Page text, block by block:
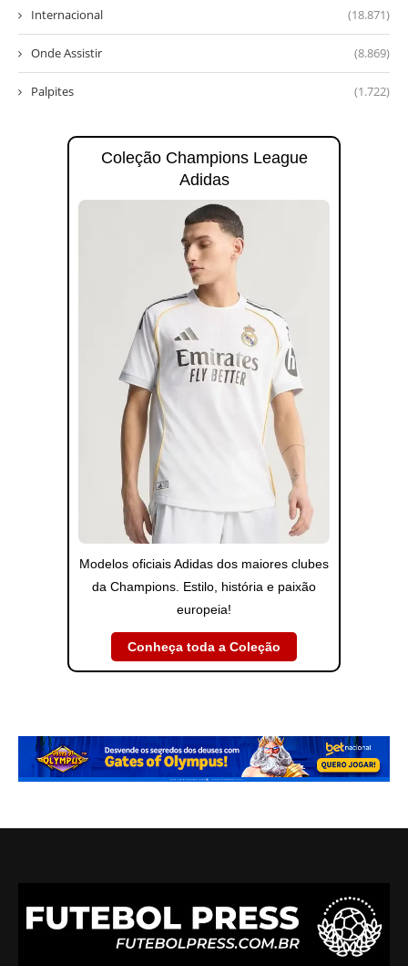
Internacional (18.871)
Onde Assistir (8.869)
Palpites (1.722)
Coleção Champions League
Adidas
Modelos oficiais Adidas dos maiores clubes
da Champions. Estilo, história e paixão
europeia!
Conheça toda a Coleção